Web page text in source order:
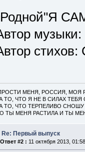
МЕНЯ, РОССИЯ, МОЯ
ТО, ЧТО Я НЕ В СИЛАХ ТЕБЯ
ТО, ЧТО ТЕРПЕЛИВО
ТЫ МЕНЯ РАСТИЛА И ТЫ
Re: Первый выпуск
Ответ #2 : 11 октября 2013,